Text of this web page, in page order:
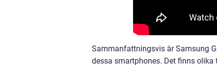
Sammanfattningsvis är Samsung
dessa smartphones. Det finns